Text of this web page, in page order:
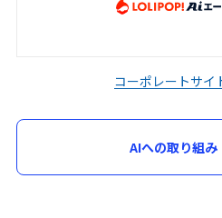
ことができるものとし
偽、不正確又は誤
するサービスの利
ている場合
第３項に基づく資
コーポレートサイ
AIへの取り組み